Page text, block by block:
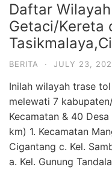
Daftar
Getaci/Kereta
BERITA · JULY 23,
Inilah wilayah trase
melewati 7
Kecamatan & 40
km) 1. Kecamatan
Cigantang c. Kel.
a. Kel. Gunung